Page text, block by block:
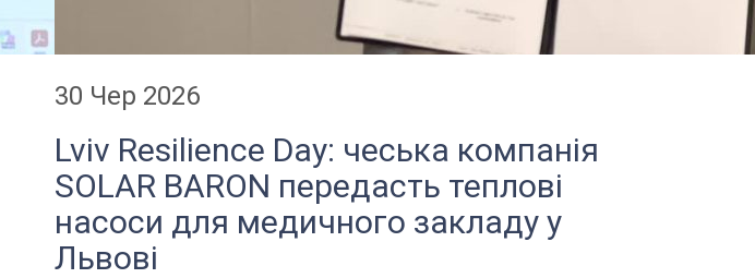
30 Чер 2026
Lviv Resilience Day: чеська компанія
SOLAR BARON передасть теплові
насоси для медичного закладу у
Львові